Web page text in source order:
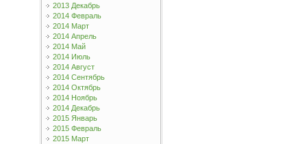
2013 Декабрь
2014 Февраль
2014 Март
2014 Апрель
2014 Май
2014 Июль
2014 Август
2014 Сентябрь
2014 Октябрь
2014 Ноябрь
2014 Декабрь
2015 Январь
2015 Февраль
2015 Март